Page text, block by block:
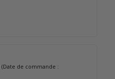
(Date de commande :